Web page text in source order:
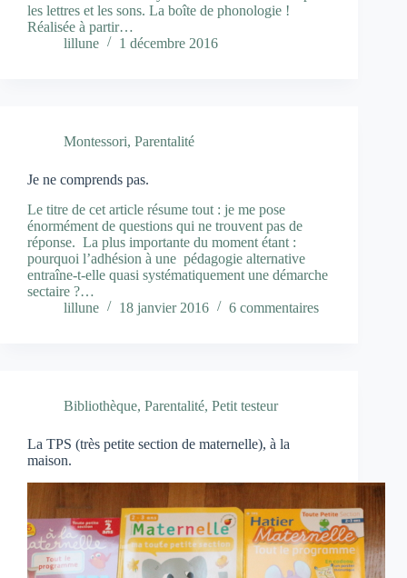
les lettres et les sons. La boîte de phonologie !
Réalisée à partir…
lillune
1 décembre 2016
Montessori, Parentalité
Je ne comprends pas.
Le titre de cet article résume tout : je me pose
énormément de questions qui ne trouvent pas de
réponse. La plus importante du moment étant :
pourquoi l’adhésion à une pédagogie alternative
entraîne-t-elle quasi systématiquement une démarche
sectaire ?…
lillune
18 janvier 2016 6 commentaires
Bibliothèque, Parentalité, Petit testeur
La TPS (très petite section de maternelle), à la
maison.